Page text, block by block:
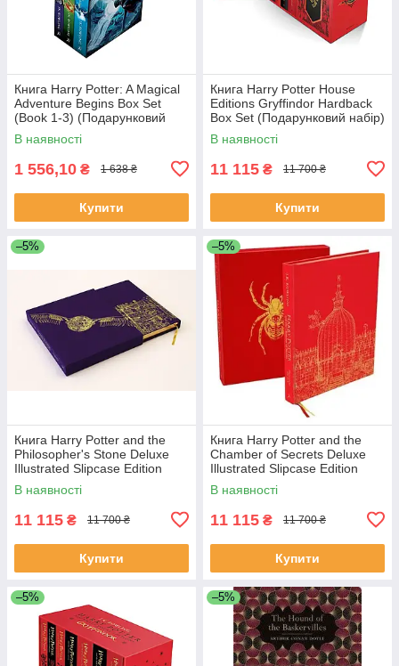
Книга Harry Potter: A Magical
Adventure Begins Box Set
(Book 1-3) (Подарунковий
набір)
В наявності
1 556,10 ₴ 1 638 ₴
Купити
Книга Harry Potter House
Editions Gryffindor Hardback
Box Set (Подарунковий набір)
В наявності
11 115 ₴ 11 700 ₴
Купити
–5%
Книга Harry Potter and the
Philosopher's Stone Deluxe
Illustrated Slipcase Edition
художня література
В наявності
11 115 ₴ 11 700 ₴
Купити
–5%
Книга Harry Potter and the
Chamber of Secrets Deluxe
Illustrated Slipcase Edition
художня література
В наявності
11 115 ₴ 11 700 ₴
Купити
–5% –5%